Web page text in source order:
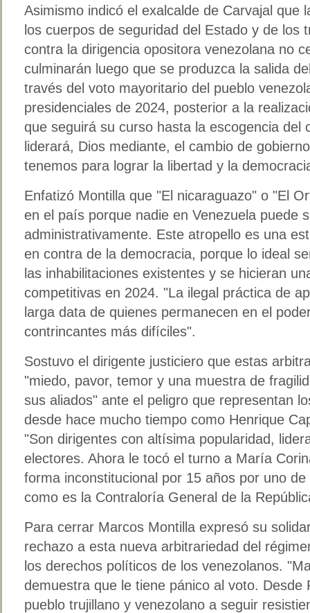
Asimismo indicó el exalcalde de Carvajal que
los cuerpos de seguridad del Estado y de los
contra la dirigencia opositora venezolana no
culminarán luego que se produzca la salida
través del voto mayoritario del pueblo
presidenciales de 2024, posterior a la
que seguirá su curso hasta la escogencia del
liderará, Dios mediante, el cambio de
tenemos para lograr la libertad y la
Enfatizó Montilla que "El nicaraguazo" o "El
en el país porque nadie en Venezuela puede
administrativamente. Este atropello es una
en contra de la democracia, porque lo ideal
las inhabilitaciones existentes y se hicieran
competitivas en 2024. "La ilegal práctica de
larga data de quienes permanecen en el
contrincantes más difíciles".
Sostuvo el dirigente justiciero que estas
"miedo, pavor, temor y una muestra de
sus aliados" ante el peligro que representan
desde hace mucho tiempo como Henrique
"Son dirigentes con altísima popularidad,
electores. Ahora le tocó el turno a María
forma inconstitucional por 15 años por uno
como es la Contraloría General de la
Para cerrar Marcos Montilla expresó su
rechazo a esta nueva arbitrariedad del
los derechos políticos de los venezolanos.
demuestra que le tiene pánico al voto. Desde
pueblo trujillano y venezolano a seguir